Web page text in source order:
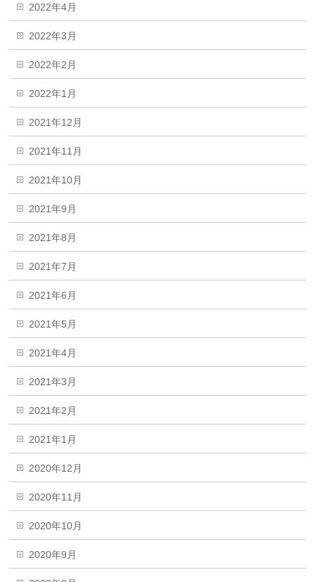
2022年4月
2022年3月
2022年2月
2022年1月
2021年12月
2021年11月
2021年10月
2021年9月
2021年8月
2021年7月
2021年6月
2021年5月
2021年4月
2021年3月
2021年2月
2021年1月
2020年12月
2020年11月
2020年10月
2020年9月